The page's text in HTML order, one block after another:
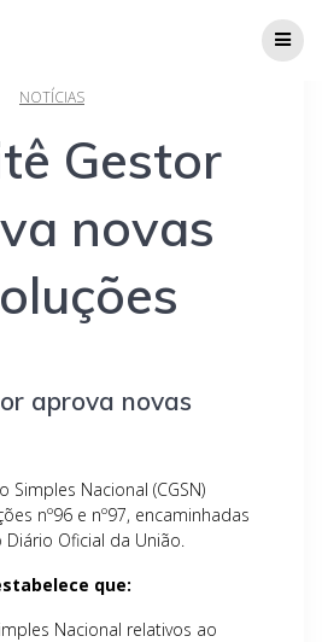
NOTÍCIAS
Gestor
novas
aprova novas
Simples Nacional (CGSN)
nº96 e nº97, encaminhadas
Oficial da União.
que:
Nacional relativos ao